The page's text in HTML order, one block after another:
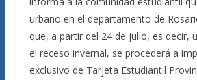
urbano en el departamento de
que, a partir del 24 de julio, es decir,
el receso invernal, se procederá a
exclusivo de Tarjeta Estudiantil